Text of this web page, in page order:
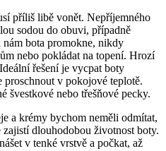
příliš libě vonět. Nepříjemného
sodou do obuvi, případně
bota promokne, nikdy
nebo pokládat na topení. Hrozí
řešení je vycpat boty
v pokojové teplotě.
švestkové nebo třešňové pecky.
a krémy bychom neměli odmítat,
dlouhodobou životnost boty.
v tenké vrstvě a počkat, až